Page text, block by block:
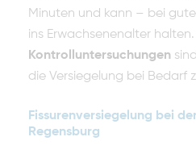
Minuten und kann – bei
ins Erwachsenenalter
Kontrolluntersuchungen
die Versiegelung bei Bedarf
Fissurenversiegelung bei
Regensburg